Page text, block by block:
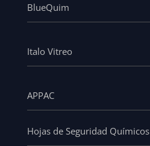
BlueQuim
Italo Vitreo
APPAC
Hojas de Seguridad Químicos